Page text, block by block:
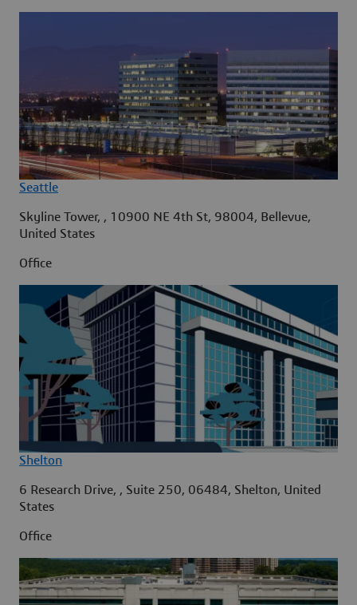
Seattle
Skyline Tower, , 10900 NE 4th St, 98004, Bellevue,
United States
Office
Shelton
6 Research Drive, , Suite 250, 06484, Shelton, United
States
Office